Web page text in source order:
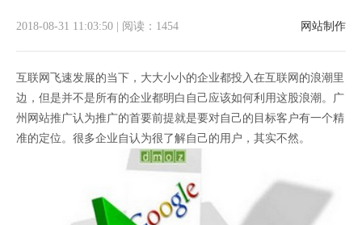
网站制作
2018-08-31 11:03:50 阅读：1454
互联网飞速发展的当下，大大小小的企业都投入在互联网的浪潮里
边，但是并不是所有的企业都明白自己应该如何利用这股浪潮。广
州网站推广认为推广的首要前提就是要对自己的目标客户有一个精
准的定位。很多企业自认为很了解自己的用户，其实不然。